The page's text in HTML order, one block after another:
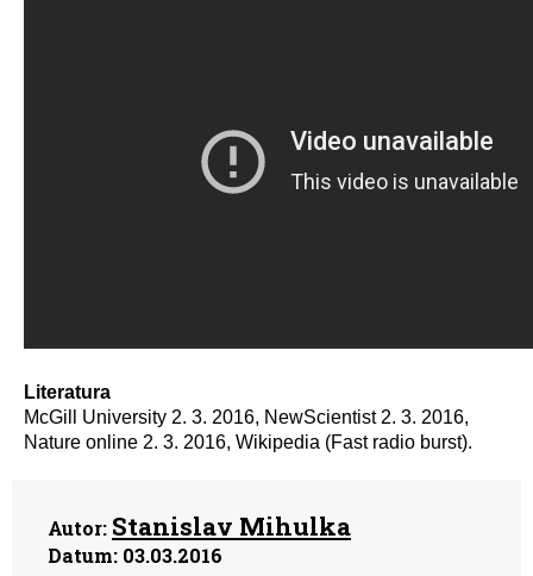
Literatura
McGill University 2. 3. 2016, NewScientist 2. 3. 2016,
Nature online 2. 3. 2016, Wikipedia (Fast radio burst).
Autor: Stanislav Mihulka
Datum: 03.03.2016